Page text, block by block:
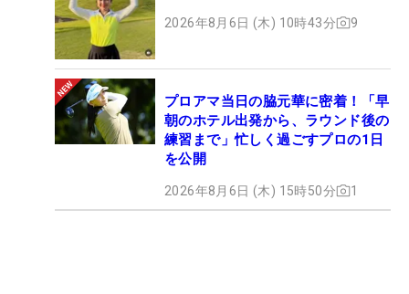
2026年8月6日 (木) 10時43分 9
プロアマ当日の脇元華に密着！「早
朝のホテル出発から、ラウンド後の
練習まで」忙しく過ごすプロの1日
を公開
2026年8月6日 (木) 15時50分 1